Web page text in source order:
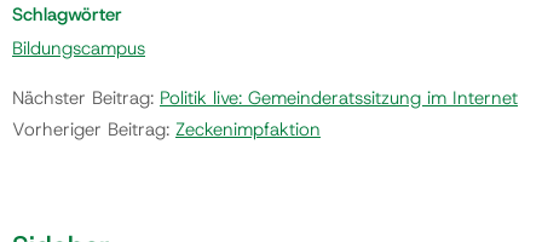
Schlagwörter
Bildungscampus
Nächster Beitrag: Politik live: Gemeinderatssitzung im Internet
Vorheriger Beitrag: Zeckenimpfaktion